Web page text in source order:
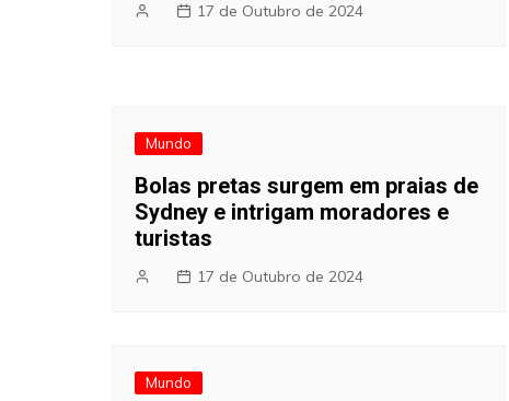
17 de Outubro de 2024
Mundo
Bolas pretas surgem em praias de
Sydney e intrigam moradores e
turistas
17 de Outubro de 2024
Mundo